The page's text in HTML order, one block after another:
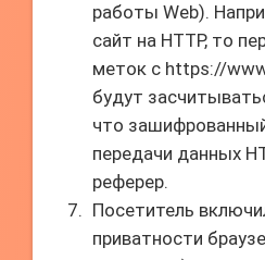
работы Web).
сайт на HTTP, то
меток c https://
будут
что
передачи данных
реферер.
Посетитель
приватности